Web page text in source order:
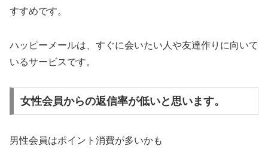
すすめです。
ハッピーメールは、すぐに会いたい人や友達作りに向いて
いるサービスです。
女性会員からの返信率が低いと思います。
男性会員はポイント消費が多いかも